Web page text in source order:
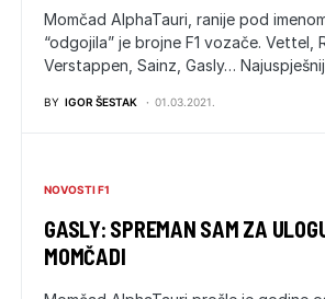
Momčad AlphaTauri, ranije pod
“odgojila” je brojne F1 vozače. Vettel,
Verstappen, Sainz, Gasly…
BY IGOR ŠESTAK 01.03.2021.
NOVOSTI F1
GASLY: SPREMAN SAM ZA
MOMČADI